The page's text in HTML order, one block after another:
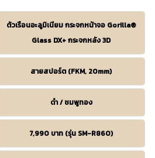
ตัวเรือนอะลูมิเนียม กระจกหน้าจอ Gorilla®
Glass DX+ กระจกหลัง 3D
สายสปอร์ต (FKM, 20mm)
ดำ / ชมพูทอง
7,990 บาท (รุ่น SM-R860)